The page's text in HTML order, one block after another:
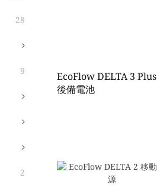
28
9
2
EcoFlow DELTA 3 Plus
後備電池